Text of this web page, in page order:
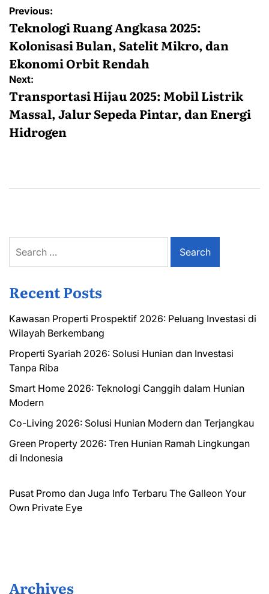
Post
navigation
Previous:
Teknologi Ruang Angkasa 2025:
Kolonisasi Bulan, Satelit Mikro, dan
Ekonomi Orbit Rendah
Next:
Transportasi Hijau 2025: Mobil Listrik
Massal, Jalur Sepeda Pintar, dan Energi
Hidrogen
for:
Recent Posts
Kawasan Properti Prospektif 2026: Peluang Investasi di
Wilayah Berkembang
Properti Syariah 2026: Solusi Hunian dan Investasi
Tanpa Riba
Smart Home 2026: Teknologi Canggih dalam Hunian
Modern
Co-Living 2026: Solusi Hunian Modern dan Terjangkau
Green Property 2026: Tren Hunian Ramah Lingkungan
di Indonesia
Pusat Promo dan Juga Info Terbaru The Galleon Your
Own Private Eye
Archives